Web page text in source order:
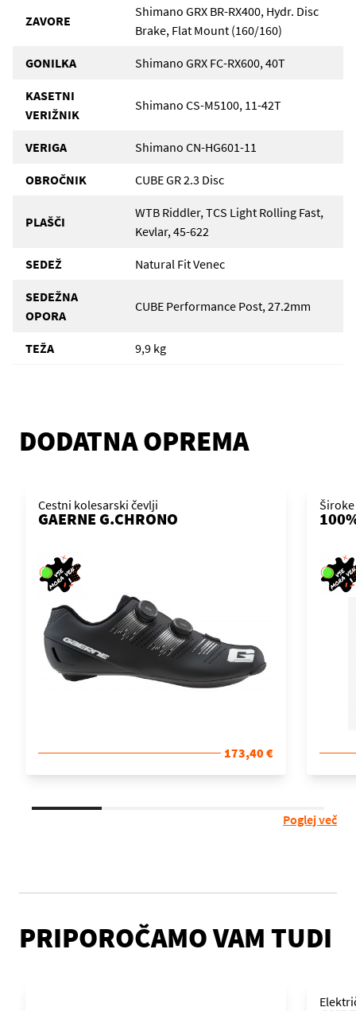
ZAVORE
Shimano GRX BR-RX400, Hydr. Disc
Brake, Flat Mount (160/160)
GONILKA Shimano GRX FC-RX600, 40T
KASETNI
VERIŽNIK
Shimano CS-M5100, 11-42T
VERIGA Shimano CN-HG601-11
OBROČNIK CUBE GR 2.3 Disc
PLAŠČI
WTB Riddler, TCS Light Rolling Fast,
Kevlar, 45-622
SEDEŽ Natural Fit Venec
SEDEŽNA
OPORA
CUBE Performance Post, 27.2mm
TEŽA 9,9 kg
DODATNA OPREMA
Cestni kolesarski čevlji
GAERNE G.CHRONO
173,40 €
Poglej več
PRIPOROČAMO VAM TUDI